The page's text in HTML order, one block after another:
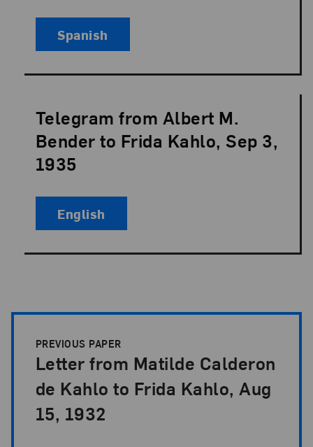
Spanish
Telegram from Albert M.
Bender to Frida Kahlo, Sep 3,
1935
Language:
English
PREVIOUS PAPER
Letter from Matilde Calderon
de Kahlo to Frida Kahlo, Aug
15, 1932